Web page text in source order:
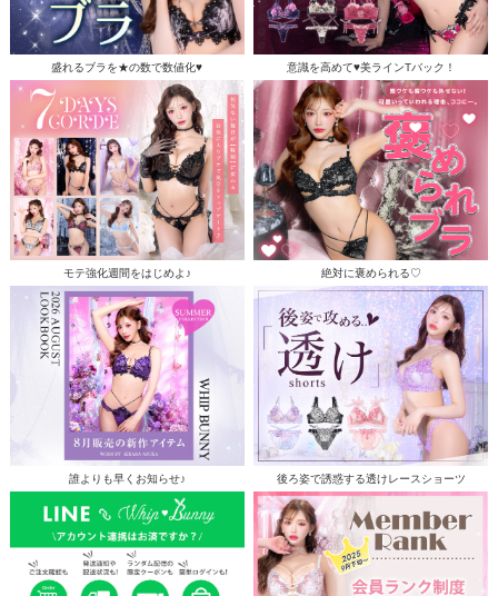
盛れるブラを★の数で数値化♥ 意識を高めて♥美ラインTバック！
モテ強化週間をはじめよ♪ 絶対に褒められる♡
誰よりも早くお知らせ♪ 後ろ姿で誘惑する透けレースショーツ